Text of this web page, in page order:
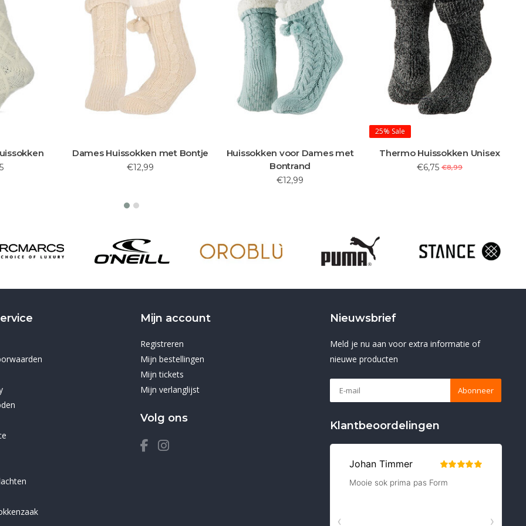
met Bontje
Huissokken voor Dames met
Bontrand
Thermo Huissokken Unisex
€6,75 €8,99
Warme Huissokken met Antislip
€9,95
Mijn account
Registreren
Mijn bestellingen
Mijn tickets
Mijn verlanglijst
Volg ons
Nieuwsbrief
Meld je nu aan voor extra informatie of
nieuwe producten
Abonneer
Klantbeoordelingen